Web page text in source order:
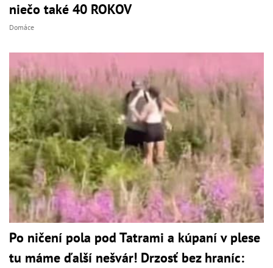
niečo také 40 ROKOV
Domáce
Po ničení pola pod Tatrami a kúpaní v plese
tu máme ďalší nešvár! Drzosť bez hraníc: